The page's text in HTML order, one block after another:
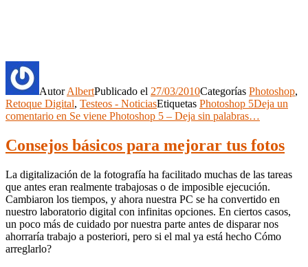
AutorAlbertPublicado el 27/03/2010Categorías Photoshop,
Retoque Digital, Testeos - NoticiasEtiquetas Photoshop 5Deja un
comentario en Se viene Photoshop 5 – Deja sin palabras…
Consejos básicos para mejorar tus fotos
La digitalización de la fotografía ha facilitado muchas de las tareas
que antes eran realmente trabajosas o de imposible ejecución.
Cambiaron los tiempos, y ahora nuestra PC se ha convertido en
nuestro laboratorio digital con infinitas opciones. En ciertos casos,
un poco más de cuidado por nuestra parte antes de disparar nos
ahorraría trabajo a posteriori, pero si el mal ya está hecho Cómo
arreglarlo?